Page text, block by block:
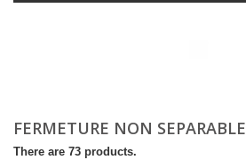
FERMETURE NON SEPARABLE
There are 73 products.